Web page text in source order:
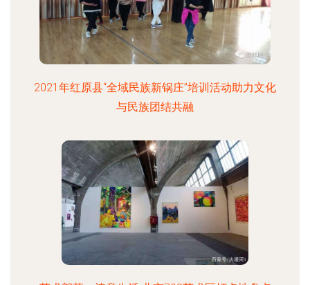
2021年红原县“全域民族新锅庄”培训活动助力文化
与民族团结共融